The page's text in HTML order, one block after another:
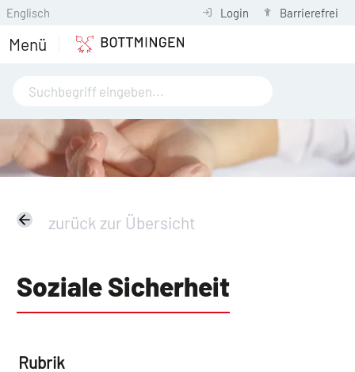
Englisch Login Barrierefrei
Menü
zurück zur Übersicht
Soziale Sicherheit
Rubrik